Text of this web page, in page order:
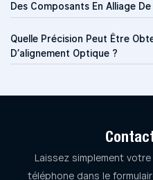
Des Composants En Alliage
Quelle Précision Peut Être
D’alignement Optique ?
Laissez simplement
téléphone dans le